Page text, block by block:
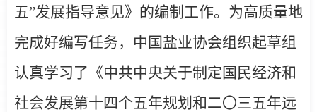
五”发展指导意见》的编制工作。为高质量地
完成好编写任务，中国盐业协会组织起草组
认真学习了《中共中央关于制定国民经济和
社会发展第十四个五年规划和二〇三五年远